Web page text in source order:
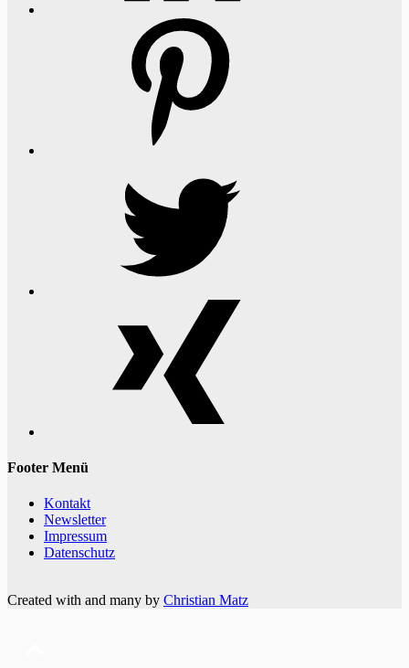
Footer Menü
Kontakt
Newsletter
Impressum
Datenschutz
Created with and many by Christian Matz